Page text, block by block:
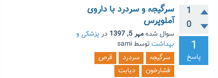
1
0
1
پاسخ
سرگیجه و سردرد با داروی
آملوپرس
سوال شدهمهر 5, 1397 در پزشکی و
بهداشتتوسط sami
سرگیجه
سردرد
قرص
فشارخون
دیابت